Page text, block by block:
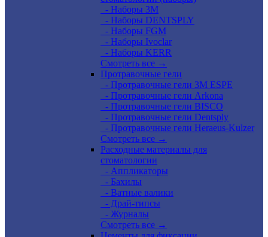
- Наборы 3М
- Наборы DENTSPLY
- Наборы FGM
- Наборы Ivoclar
- Наборы KERR
Смотреть все →
Протравочные гели
- Протравочные гели 3М ESPE
- Протравочные гели Arkona
- Протравочные гели BISCO
- Протравочные гели Dentsply
- Протравочные гели Heraeus-Kulzer
Смотреть все →
Расходные материалы для
стоматологии
- Аппликаторы
- Бахилы
- Ватные валики
- Драй-типсы
- Журналы
Смотреть все →